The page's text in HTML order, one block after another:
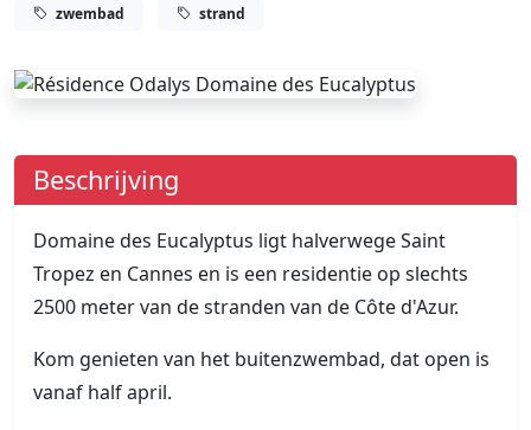
zwembad strand
Beschrijving
Domaine des Eucalyptus ligt halverwege Saint
Tropez en Cannes en is een residentie op slechts
2500 meter van de stranden van de Côte d'Azur.
Kom genieten van het buitenzwembad, dat open is
vanaf half april.